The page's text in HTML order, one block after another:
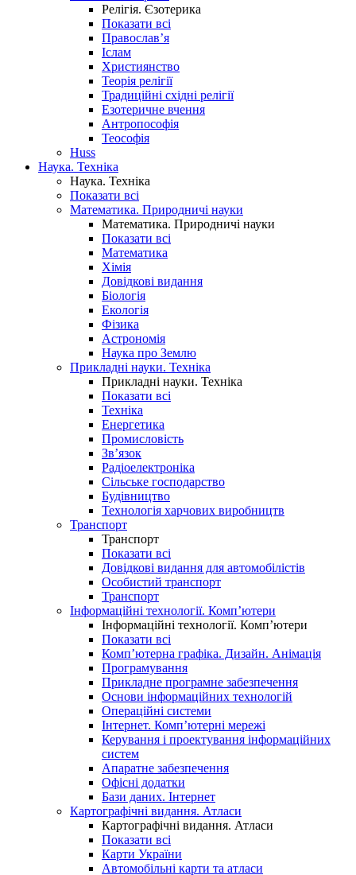
Релігія. Єзотерика
Показати всі
Православ’я
Іслам
Християнство
Теорія релігії
Традиційні східні релігії
Езотеричне вчення
Антропософія
Теософія
Huss
Наука. Техніка
Наука. Техніка
Показати всі
Математика. Природничі науки
Математика. Природничі науки
Показати всі
Математика
Хімія
Довідкові видання
Біологія
Екологія
Фізика
Астрономія
Наука про Землю
Прикладні науки. Техніка
Прикладні науки. Техніка
Показати всі
Техніка
Енергетика
Промисловість
Зв’язок
Радіоелектроніка
Сільське господарство
Будівництво
Технологія харчових виробництв
Транспорт
Транспорт
Показати всі
Довідкові видання для автомобілістів
Особистий транспорт
Транспорт
Інформаційні технології. Комп’ютери
Інформаційні технології. Комп’ютери
Показати всі
Комп’ютерна графіка. Дизайн. Анімація
Програмування
Прикладне програмне забезпечення
Основи інформаційних технологій
Операційні системи
Інтернет. Комп’ютерні мережі
Керування і проектування інформаційних
систем
Апаратне забезпечення
Офісні додатки
Бази даних. Інтернет
Картографічні видання. Атласи
Картографічні видання. Атласи
Показати всі
Карти України
Автомобільні карти та атласи